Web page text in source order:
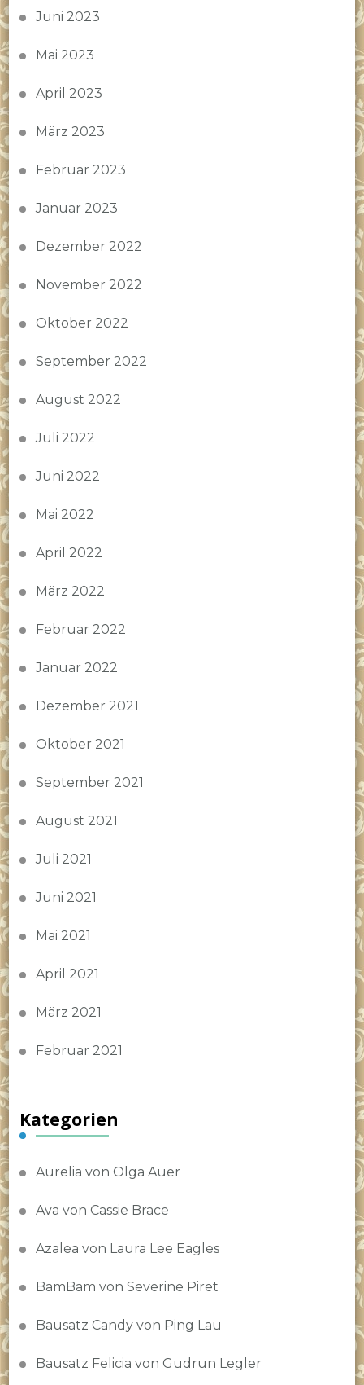
Juni 2023
Mai 2023
April 2023
März 2023
Februar 2023
Januar 2023
Dezember 2022
November 2022
Oktober 2022
September 2022
August 2022
Juli 2022
Juni 2022
Mai 2022
April 2022
März 2022
Februar 2022
Januar 2022
Dezember 2021
Oktober 2021
September 2021
August 2021
Juli 2021
Juni 2021
Mai 2021
April 2021
März 2021
Februar 2021
Kategorien
Aurelia von Olga Auer
Ava von Cassie Brace
Azalea von Laura Lee Eagles
BamBam von Severine Piret
Bausatz Candy von Ping Lau
Bausatz Felicia von Gudrun Legler